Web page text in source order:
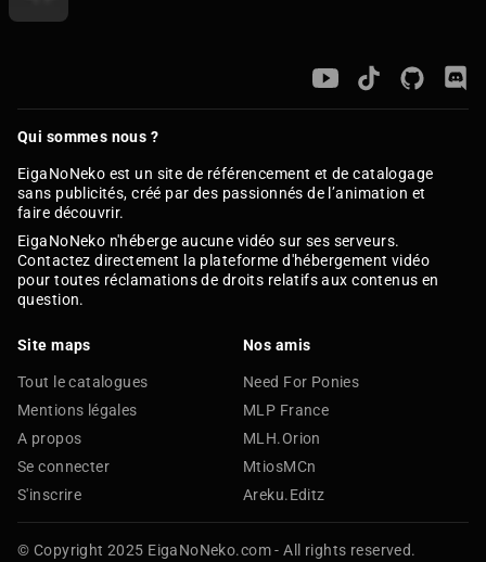
Qui sommes nous ?
EigaNoNeko est un site de référencement et de catalogage
sans publicités, créé par des passionnés de l’animation et
faire découvrir.
EigaNoNeko n'héberge aucune vidéo sur ses serveurs.
Contactez directement la plateforme d'hébergement vidéo
pour toutes réclamations de droits relatifs aux contenus en
question.
Site maps
Tout le catalogues
Mentions légales
A propos
Se connecter
S'inscrire
Nos amis
Need For Ponies
MLP France
MLH.Orion
MtiosMCn
Areku.Editz
© Copyright 2025 EigaNoNeko.com - All rights reserved.